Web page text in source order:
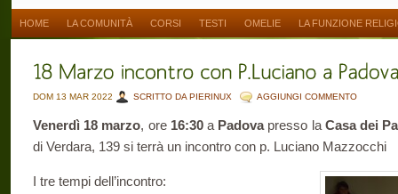
HOME LA COMUNITÀ CORSI TESTI OMELIE LA FUNZIONE
DOM 13 MAR 2022 SCRITTO DA PIERINUX AGGIUNGI COMMENTO
Venerdì 18 marzo, ore 16:30a Padovapresso la Casa dei
di Verdara, 139 si terrà un incontro con p. Luciano Mazzocchi
I tre tempi dell’incontro: